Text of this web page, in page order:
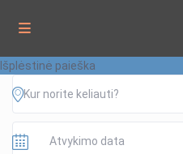
Išplėstinė paieška